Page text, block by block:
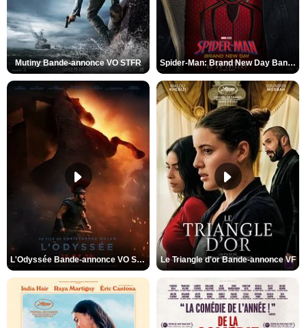
Mutiny Bande-annonce VO STFR Spider-Man: Brand New Day Bande-annonce VO STFR
L'Odyssée Bande-annonce VO STFR Le Triangle d'or Bande-annonce VF